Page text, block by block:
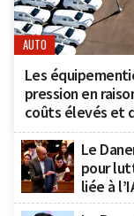
AUTO
Les
pression en
coûts élevés et
Le
pour
liée à